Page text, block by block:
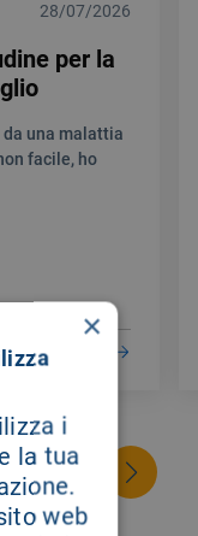
28/07/2026
per la
una malattia
facile, ho
DI PIÙ
×
i
la tua
web